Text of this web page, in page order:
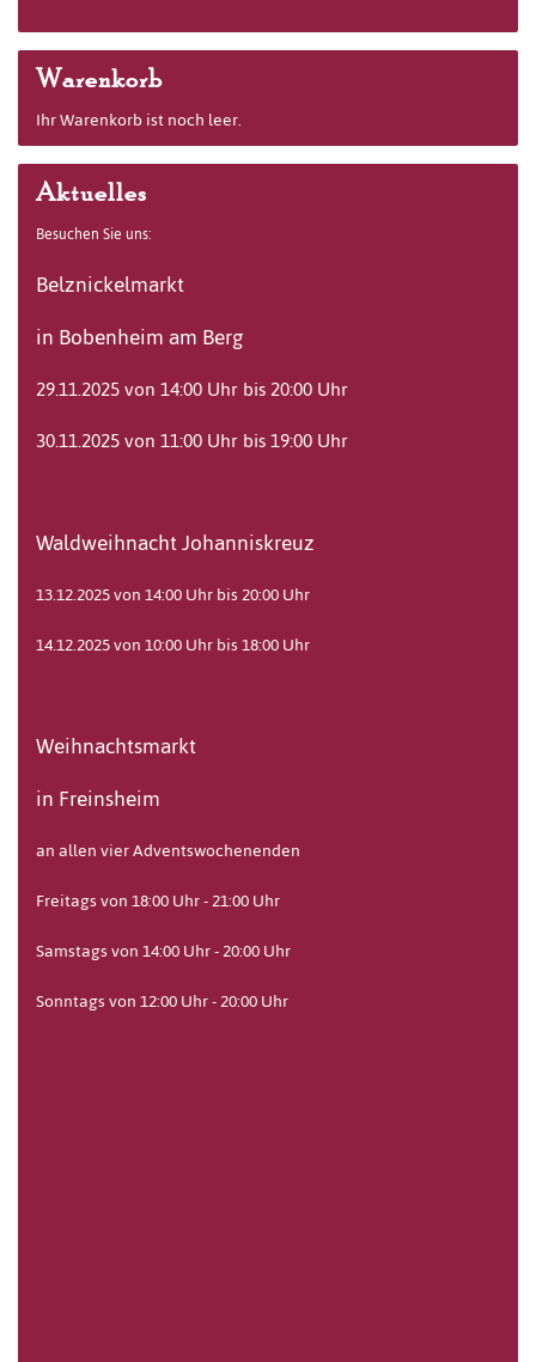
Warenkorb
Ihr Warenkorb ist noch leer.
Aktuelles
Besuchen Sie uns:
Belznickelmarkt
in Bobenheim am Berg
29.11.2025 von 14:00 Uhr bis 20:00 Uhr
30.11.2025 von 11:00 Uhr bis 19:00 Uhr
Waldweihnacht Johanniskreuz
13.12.2025 von 14:00 Uhr bis 20:00 Uhr
14.12.2025 von 10:00 Uhr bis 18:00 Uhr
Weihnachtsmarkt
in Freinsheim
an allen vier Adventswochenenden
Freitags von 18:00 Uhr - 21:00 Uhr
Samstags von 14:00 Uhr - 20:00 Uhr
Sonntags von 12:00 Uhr - 20:00 Uhr